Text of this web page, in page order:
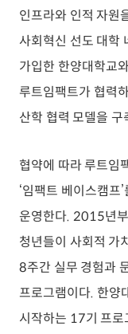
인프라와 인적 자원
사회혁신 선도 대학
가입한 한양대학교
루트임팩트가 협력
산학 협력 모델을
협약에 따라 루트임
‘임팩트 베이스캠프
운영한다. 2015년
청년들이 사회적 가
8주간 실무 경험과
프로그램이다. 한양
시작하는 17기 프로